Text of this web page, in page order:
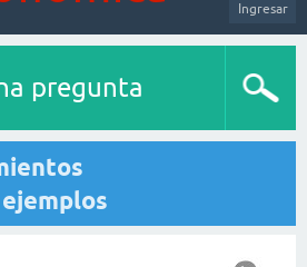
Ingresar
pregunta